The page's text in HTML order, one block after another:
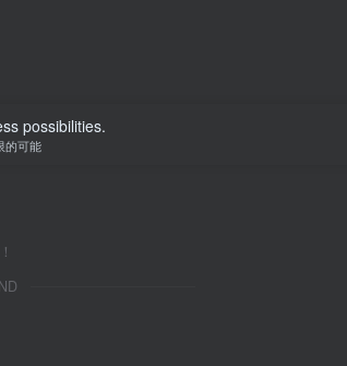
possibilities.
的可能